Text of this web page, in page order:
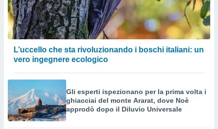
L’uccello che sta rivoluzionando i boschi italiani: un
vero ingegnere ecologico
Gli esperti ispezionano per la prima volta i
ghiacciai del monte Ararat, dove Noè
approdò dopo il Diluvio Universale